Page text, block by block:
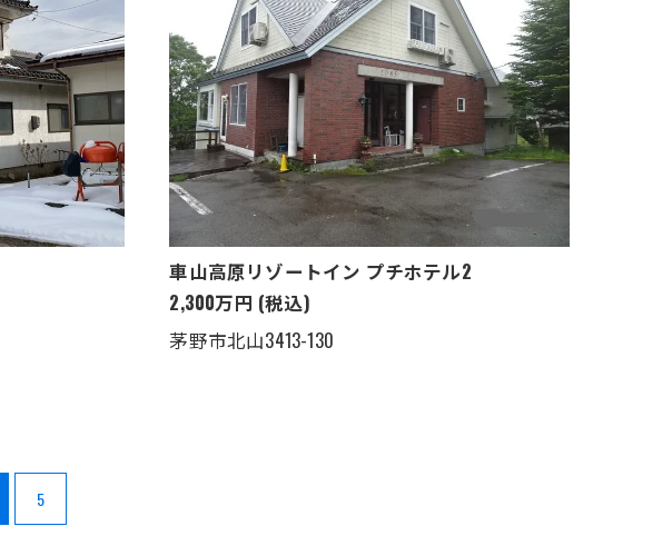
車山高原リゾートイン プチホテル2
2,300万円 (税込)
茅野市北山3413-130
5